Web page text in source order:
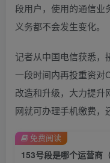
段用户，使用的通信业
义务都不会发生变化。
记者从中国电信获悉，
一段时间内再投重资对
改造和升级，大力提升
网就可办理手机缴费，
153号段是哪个运营商
免费阅读